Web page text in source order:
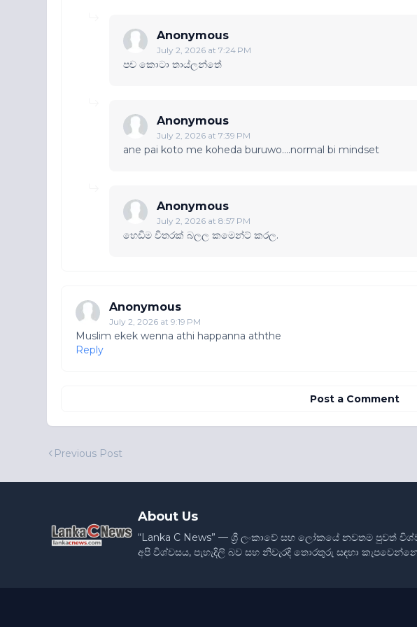
Anonymous
July 2, 2026 at 7:24 PM
පච කොටා තාය්ලන්තේ
Anonymous
July 2, 2026 at 7:39 PM
ane pai koto me koheda buruwo....normal bi mindset
Anonymous
July 2, 2026 at 8:57 PM
හෙඩිම විතරක් බලල කමෙන්ට් කරල.
Anonymous
July 2, 2026 at 9:19 PM
Muslim ekek wenna athi happanna aththe
Reply
Post a Comment
Previous Post
About Us
“Lanka C News” — ශ්‍රී ලංකාවේ සහ ලෝකයේ නවතම පුවත්
අපි විශ්වසය, පැහැදිලි බව සහ නිවැරදි තොරතුරු සඳහා